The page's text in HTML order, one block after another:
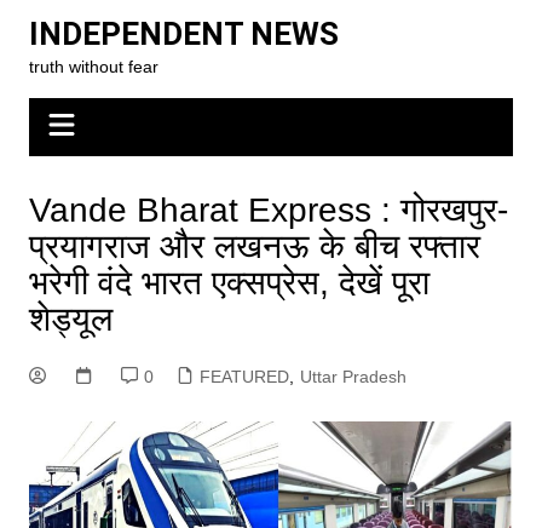
content
INDEPENDENT NEWS
truth without fear
Vande Bharat Express : गोरखपुर-
प्रयागराज और लखनऊ के बीच रफ्तार
भरेगी वंदे भारत एक्सप्रेस, देखें पूरा
शेड्यूल
0 FEATURED, Uttar Pradesh